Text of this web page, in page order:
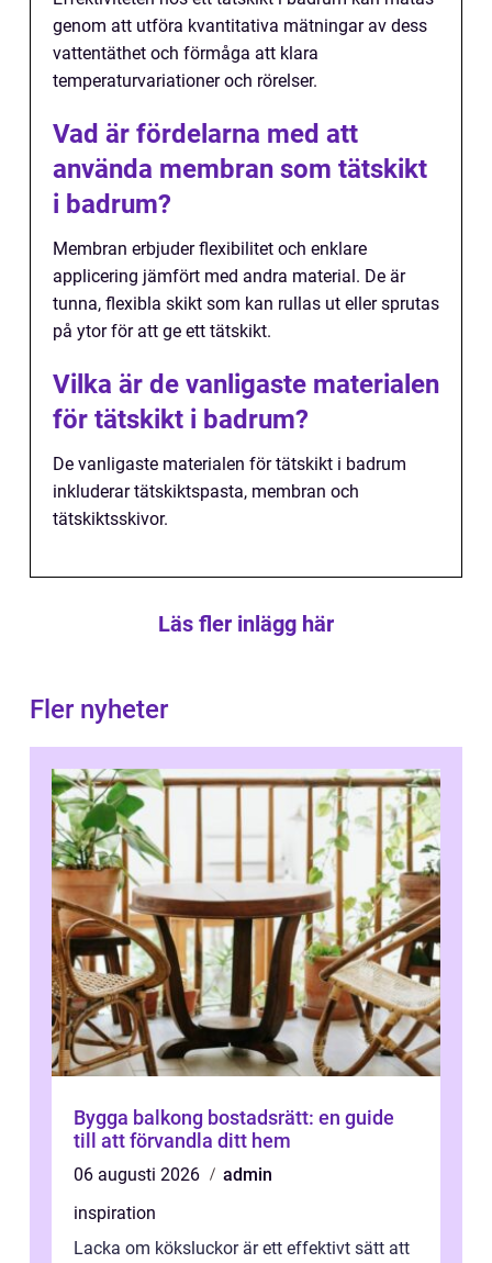
genom att utföra kvantitativa mätningar av dess
vattentäthet och förmåga att klara
temperaturvariationer och rörelser.
Vad är fördelarna med att
använda membran som tätskikt
i badrum?
Membran erbjuder flexibilitet och enklare
applicering jämfört med andra material. De är
tunna, flexibla skikt som kan rullas ut eller sprutas
på ytor för att ge ett tätskikt.
Vilka är de vanligaste materialen
för tätskikt i badrum?
De vanligaste materialen för tätskikt i badrum
inkluderar tätskiktspasta, membran och
tätskiktsskivor.
Läs fler inlägg här
Fler nyheter
Bygga balkong bostadsrätt: en guide
till att förvandla ditt hem
06 augusti 2026
admin
inspiration
Lacka om köksluckor är ett effektivt sätt att